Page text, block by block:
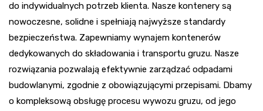
do indywidualnych potrzeb klienta. Nasze kontenery są
nowoczesne, solidne i spełniają najwyższe standardy
bezpieczeństwa. Zapewniamy wynajem kontenerów
dedykowanych do składowania i transportu gruzu. Nasze
rozwiązania pozwalają efektywnie zarządzać odpadami
budowlanymi, zgodnie z obowiązującymi przepisami. Dbamy
o kompleksową obsługę procesu wywozu gruzu, od jego